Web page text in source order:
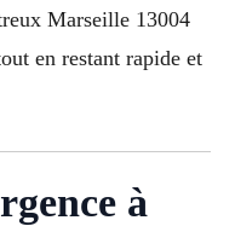
Marseille 13004
en restant rapide et
à